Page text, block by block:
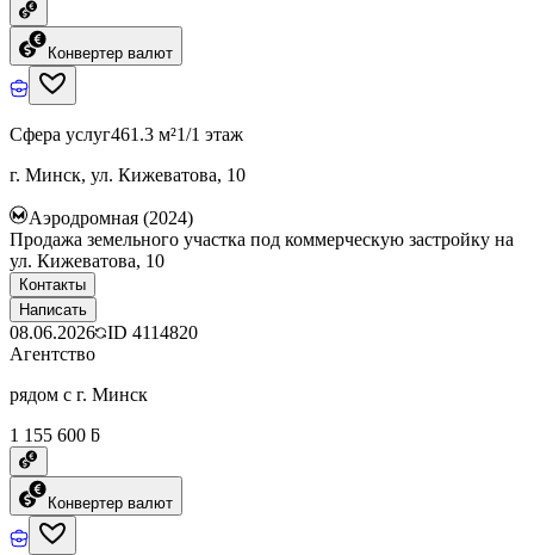
Конвертер валют
Сфера услуг461.3 м²1/1 этаж
г. Минск, ул. Кижеватова, 10
Аэродромная (2024)
Продажа земельного участка под коммерческую застройку на
ул. Кижеватова, 10
Контакты
Написать
08.06.2026 ID 4114820
Агентство
рядом с г. Минск
1 155 600 ƃ
Конвертер валют